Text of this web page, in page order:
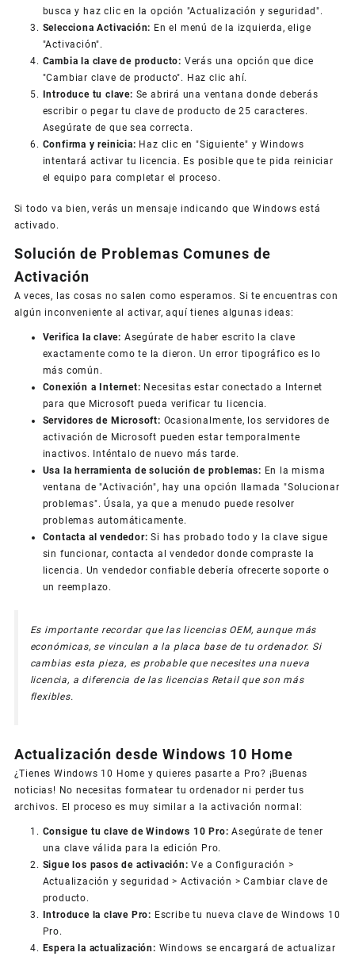
busca y haz clic en la opción "Actualización y seguridad".
Selecciona Activación: En el menú de la izquierda, elige
"Activación".
Cambia la clave de producto: Verás una opción que dice
"Cambiar clave de producto". Haz clic ahí.
Introduce tu clave: Se abrirá una ventana donde deberás
escribir o pegar tu clave de producto de 25 caracteres.
Asegúrate de que sea correcta.
Confirma y reinicia: Haz clic en "Siguiente" y Windows
intentará activar tu licencia. Es posible que te pida reiniciar
el equipo para completar el proceso.
Si todo va bien, verás un mensaje indicando que Windows está
activado.
Solución de Problemas Comunes de
Activación
A veces, las cosas no salen como esperamos. Si te encuentras con
algún inconveniente al activar, aquí tienes algunas ideas:
Verifica la clave: Asegúrate de haber escrito la clave
exactamente como te la dieron. Un error tipográfico es lo
más común.
Conexión a Internet: Necesitas estar conectado a Internet
para que Microsoft pueda verificar tu licencia.
Servidores de Microsoft: Ocasionalmente, los servidores de
activación de Microsoft pueden estar temporalmente
inactivos. Inténtalo de nuevo más tarde.
Usa la herramienta de solución de problemas: En la misma
ventana de "Activación", hay una opción llamada "Solucionar
problemas". Úsala, ya que a menudo puede resolver
problemas automáticamente.
Contacta al vendedor: Si has probado todo y la clave sigue
sin funcionar, contacta al vendedor donde compraste la
licencia. Un vendedor confiable debería ofrecerte soporte o
un reemplazo.
Es importante recordar que las licencias OEM, aunque más
económicas, se vinculan a la placa base de tu ordenador. Si
cambias esta pieza, es probable que necesites una nueva
licencia, a diferencia de las licencias Retail que son más
flexibles.
Actualización desde Windows 10 Home
¿Tienes Windows 10 Home y quieres pasarte a Pro? ¡Buenas
noticias! No necesitas formatear tu ordenador ni perder tus
archivos. El proceso es muy similar a la activación normal:
Consigue tu clave de Windows 10 Pro: Asegúrate de tener
una clave válida para la edición Pro.
Sigue los pasos de activación: Ve a Configuración >
Actualización y seguridad > Activación > Cambiar clave de
producto.
Introduce la clave Pro: Escribe tu nueva clave de Windows 10
Pro.
Espera la actualización: Windows se encargará de actualizar